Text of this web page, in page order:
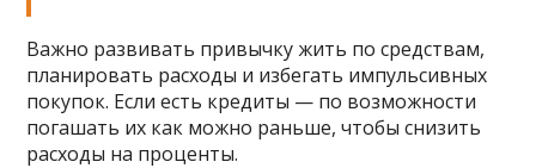
Важно развивать привычку жить по средствам,
планировать расходы и избегать импульсивных
покупок. Если есть кредиты — по возможности
погашать их как можно раньше, чтобы снизить
расходы на проценты.